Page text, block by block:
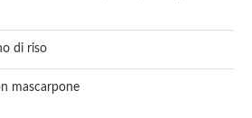
di riso
mascarpone